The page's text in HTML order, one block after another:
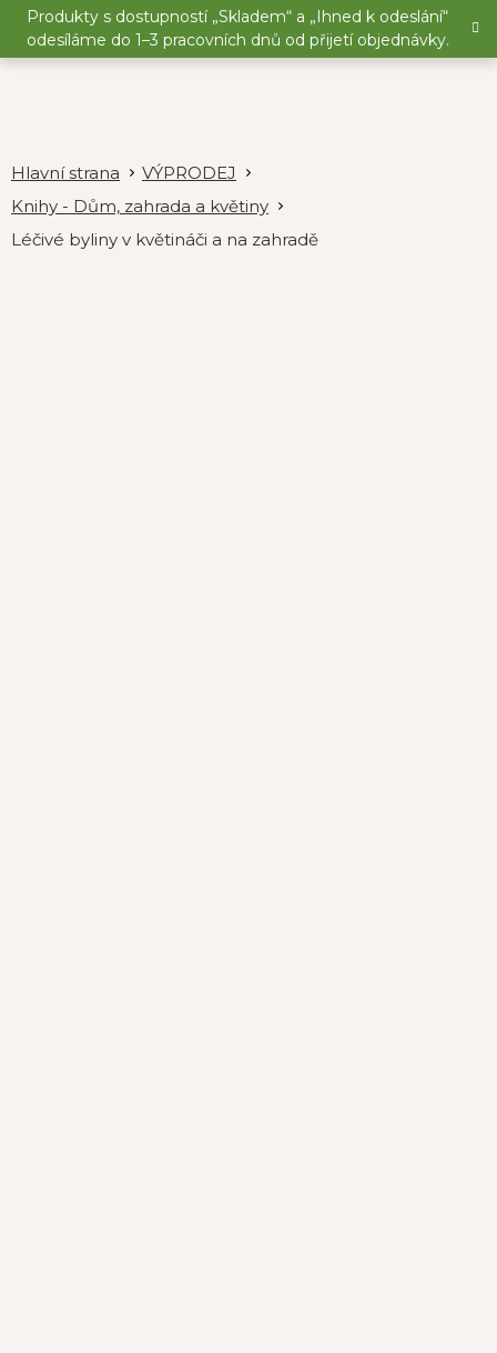
Přejít
obsah
Produkty s dostupností „Skladem“ a „Ihned k odeslání“
odesíláme do 1–3 pracovních dnů od přijetí objednávky.
VÝPRODEJ
Knihy - Dům, zahrada a květiny
Léčivé byliny v květináči a na zahradě